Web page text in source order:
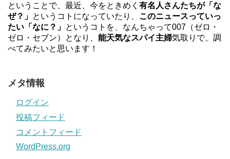
ということで、最近、今をときめく 有名人さんたちが「な
ぜ？」 というコトになっていたり、 このニュースっていっ
たい「なに？」 というコトを、なんちゃって007（ゼロ・
ゼロ・セブン）となり、 能天気なスパイ主婦気取りで、調
べてみたいと思います！
メタ情報
ログイン
投稿フィード
コメントフィード
WordPress.org